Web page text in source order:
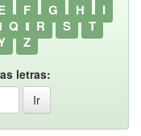
F G H
I
Q R S
T
Z
letras: